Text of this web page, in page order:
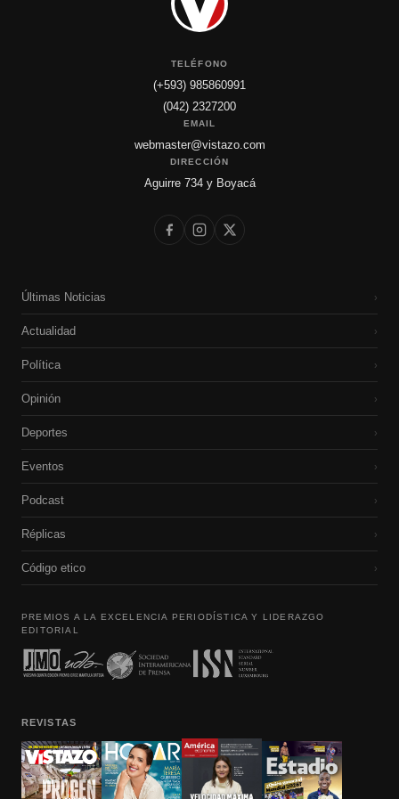
TELÉFONO
(+593) 985860991
(042) 2327200
EMAIL
webmaster@vistazo.com
DIRECCIÓN
Aguirre 734 y Boyacá
Últimas Noticias ›
Actualidad ›
Política ›
Opinión ›
Deportes ›
Eventos ›
Podcast ›
Réplicas ›
Código etico ›
PREMIOS A LA EXCELENCIA PERIODÍSTICA Y LIDERAZGO
EDITORIAL
REVISTAS